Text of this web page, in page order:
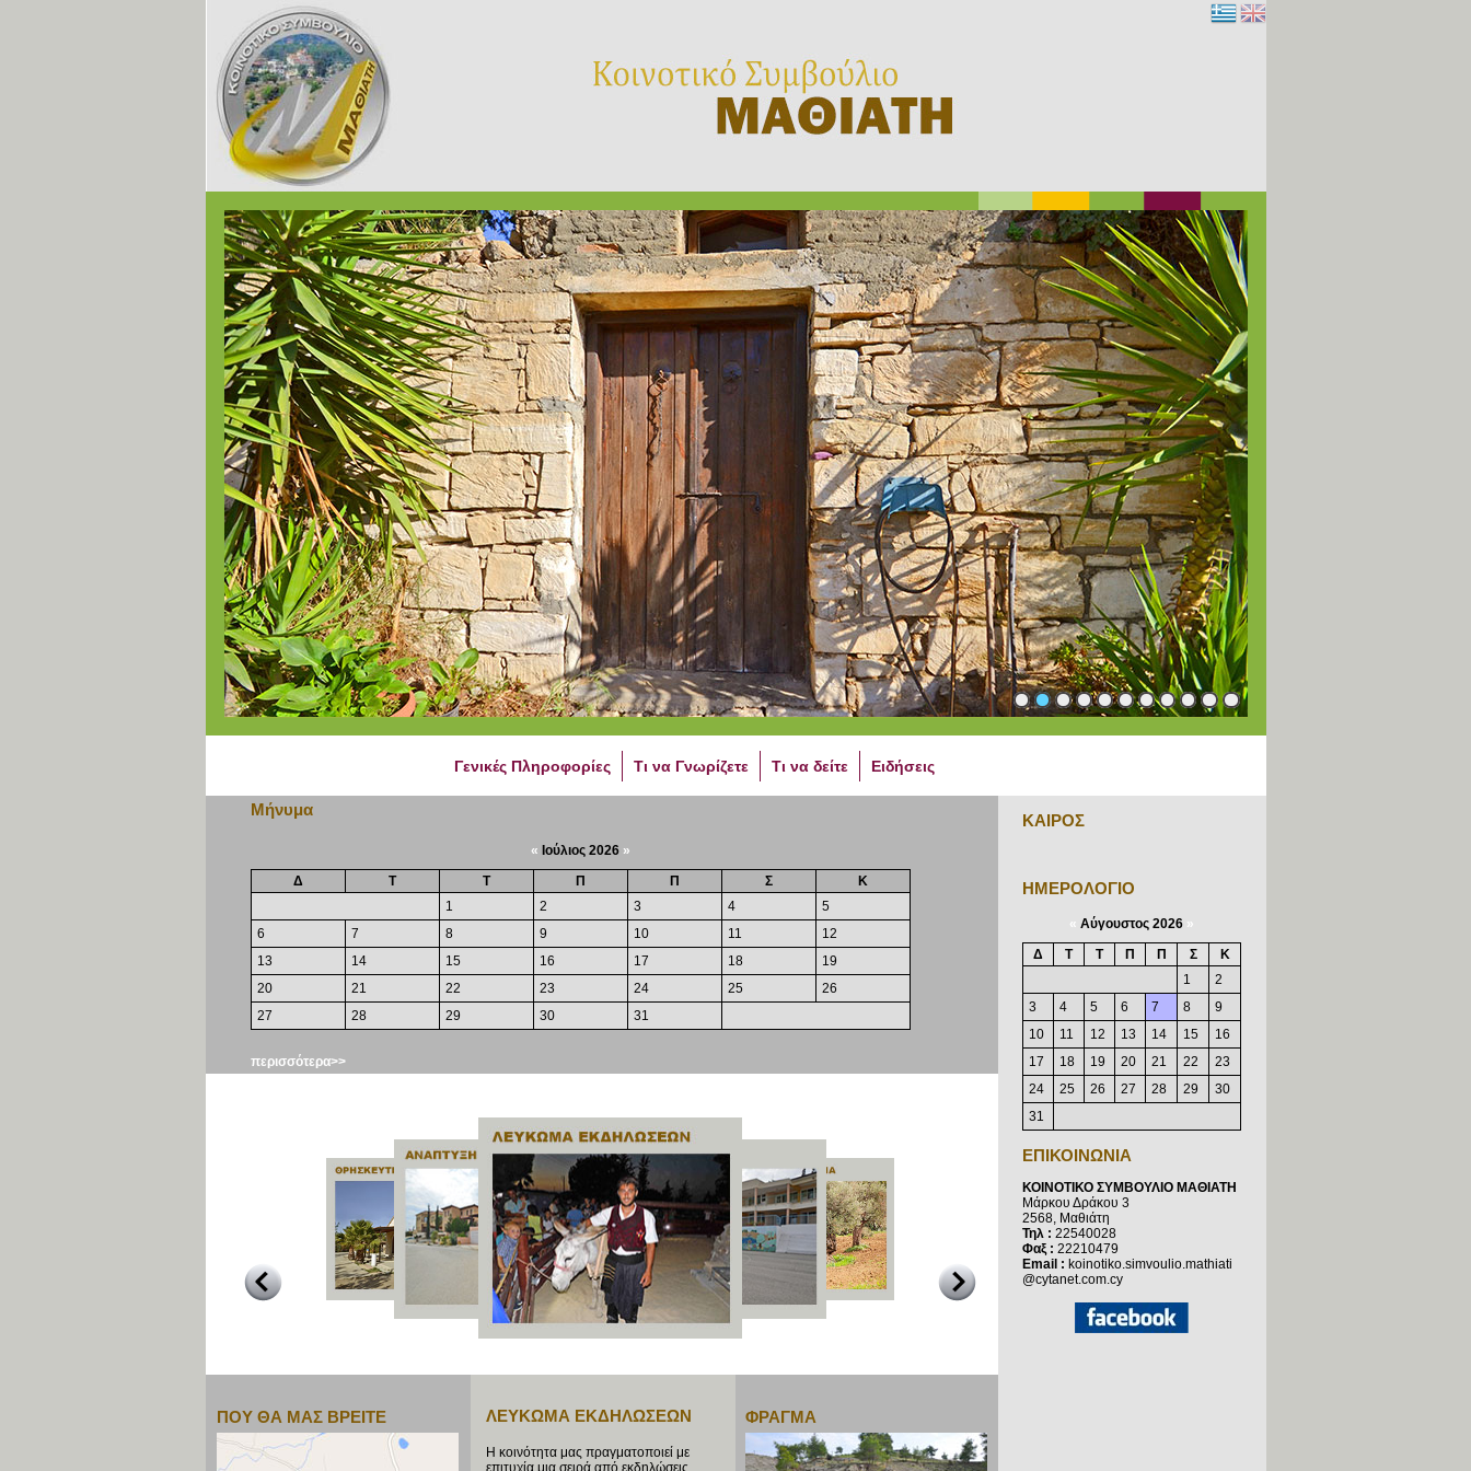
Γενικές Πληροφορίες Τι να Γνωρίζετε Τι να δείτε Ειδήσεις
Μήνυμα
« Ιούλιος 2026 »
Δ
Τ Τ Π Π Σ
Κ
1
2 3 4
5
6
7 8 9 10 11
12
13
14 15 16 17 18
19
20
21 22 23 24 25
26
27
28 29 30 31
περισσότερα>>
ΠΟΥ ΘΑ ΜΑΣ ΒΡΕΙΤΕ ΛΕΥΚΩΜΑ ΕΚΔΗΛΩΣΕΩΝ
Η κοινότητα μας πραγματοποιεί με
επιτυχία μια σειρά από εκδηλώσεις.
ΦΡΑΓΜΑ
ΚΑΙΡΟΣ
ΗΜΕΡΟΛΟΓΙΟ
« Αύγουστος 2026 »
Δ
Τ Τ Π Π Σ
Κ
1
2
3
4 5 6 7 8
9
10
11 12 13 14 15
16
17
18 19 20 21 22
23
24
25 26 27 28 29
30
31
ΕΠΙΚΟΙΝΩΝΙΑ
ΚΟΙΝΟΤΙΚΟ ΣΥΜΒΟΥΛΙΟ ΜΑΘΙΑΤΗ
Μάρκου Δράκου 3
2568, Μαθιάτη
Τηλ : 22540028
Φαξ : 22210479
Email : koinotiko.simvoulio.mathiati
@cytanet.com.cy